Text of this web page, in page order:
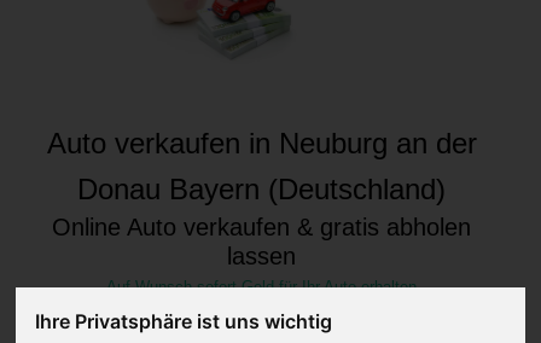
Ihre Privatsphäre ist uns wichtig
Auto verkaufen in Neuburg an der
Donau Bayern (Deutschland)
Online Auto verkaufen & gratis abholen
lassen
Auf Wunsch sofort Geld für Ihr Auto erhalten